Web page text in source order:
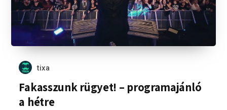
tixa
Fakasszunk rügyet! – programajánló
a hétre